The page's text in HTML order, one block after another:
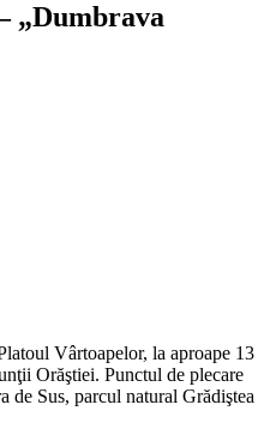
„Dumbrava
Vârtoapelor, la aproape 13
Orăştiei. Punctul de plecare
de Sus, parcul natural Grădiştea